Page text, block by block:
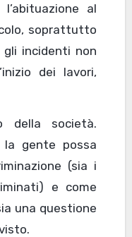
al
soprattutto
incidenti non
dei lavori,
della società.
gente possa
(sia i
e come
una questione